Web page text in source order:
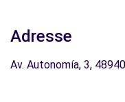
Adresse
Av. Autonomía, 3,